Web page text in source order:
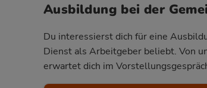
Ausbildung bei der
Du interessierst dich für eine
Dienst als Arbeitgeber beliebt. Von
erwartet dich im